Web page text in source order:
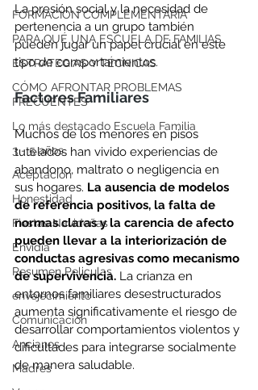
FORMACIÓN COMPLEMENTARIA
PARA QUÉ UNA ESCUELA DE FAMILIAS
ESTRATEGIAS Y TÉCNICAS
CÓMO AFRONTAR PROBLEMAS
FRECUENTES
Lo más destacado Escuela Familia
3 - 5 años
Aceptación
Honestidad
Fiestas Navideñas
Envidia
Resumen Peliculas
envejecimiento
Comunicación
Ancianos
Madres
La presión social y la necesidad de
pertenencia a un grupo también
pueden jugar un papel crucial en este
tipo de comportamientos.
Factores Familiares
Muchos de los menores en pisos
tutelados han vivido experiencias de
abandono, maltrato o negligencia en
sus hogares. La ausencia de modelos
de referencia positivos, la falta de
normas claras y la carencia de afecto
pueden llevar a la interiorización de
conductas agresivas como mecanismo
de supervivencia. La crianza en
entornos familiares desestructurados
aumenta significativamente el riesgo de
desarrollar comportamientos violentos y
dificultades para integrarse socialmente
de manera saludable.